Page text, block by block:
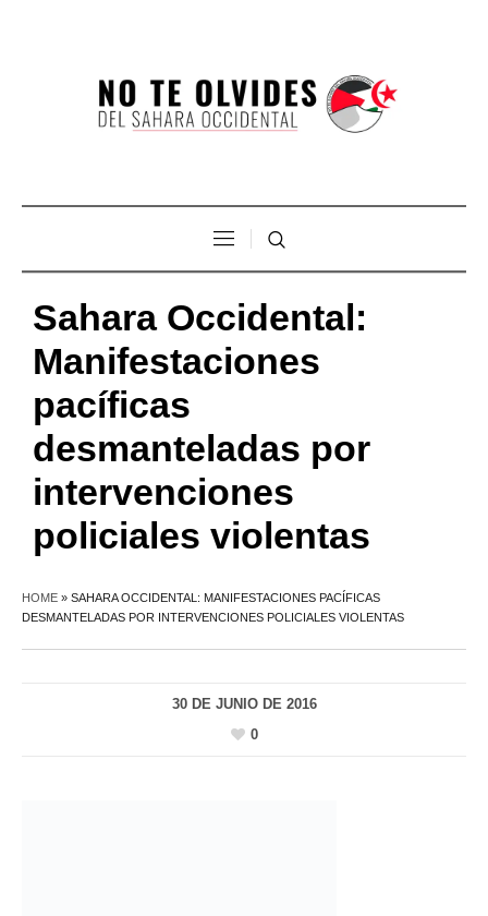
Sahara Occidental:
Manifestaciones
pacíficas
desmanteladas por
intervenciones
policiales violentas
HOME » SAHARA OCCIDENTAL: MANIFESTACIONES PACÍFICAS
DESMANTELADAS POR INTERVENCIONES POLICIALES VIOLENTAS
30 DE JUNIO DE 2016
0